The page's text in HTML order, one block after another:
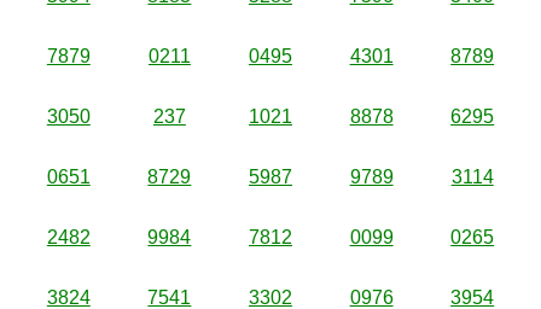
7879 0211 0495 4301 8789
3050 237 1021 8878 6295
0651 8729 5987 9789 3114
2482 9984 7812 0099 0265
3824 7541 3302 0976 3954